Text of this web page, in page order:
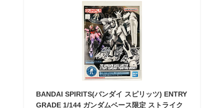
BANDAI SPIRITS(バンダイ スピリッツ) ENTRY
GRADE 1/144 ガンダムベース限定 ストライク